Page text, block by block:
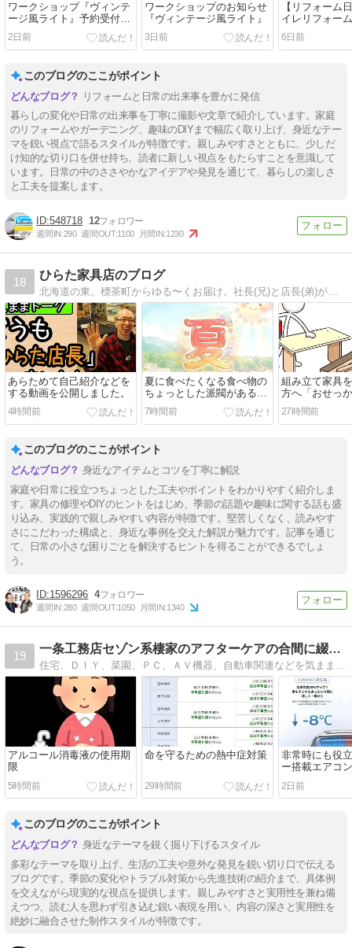
ワークショップ『ヴィンテ
ージ風ライト』予約受付開
2日前
ワークショップのお知らせ
『ヴィンテージ風ライト』
3日前
【リフォーム
イレリフォーム
6日前
このブログのここがポイント
リフォームと日常の出来事を豊かに発信
暮らしの変化や日常の出来事を丁寧に撮影や文章で紹介しています。家庭
のリフォームやガーデニング、趣味のDIYまで幅広く取り上げ、身近なテー
マを鋭い視点で語るスタイルが特徴です。親しみやすさとともに、少しだ
け知的な切り口を併せ持ち、読者に新しい視点をもたらすことを意識して
います。日常の中のささやかなアイデアや発見を通じて、暮らしの楽しさ
と工夫を提案します。
548718 12
週間IN:290 週間OUT:1100 月間IN:1230
18
ひらた家具店のブログ
北海道の東。標茶町からゆる〜くお届け。社長(兄)と店長(弟)が暮らしに役立つ情報から、そうじゃないものまで毎日更新中。人柄が伝わると嬉しいです！
あらためて自己紹介などを
する動画を公開しました。
4時間前
夏に食べたくなる食べ物の
ちょっとした派閥があるこ
とについて個人的なことを
他愛のない感じで（笑）
7時間前
組み立て家具
方へ「おせっ
意点をお伝え
い☆
27時間前
このブログのここがポイント
身近なアイテムとコツを丁寧に解説
家庭や日常に役立つちょっとした工夫やポイントをわかりやすく紹介しま
す。家具の修理やDIYのヒントをはじめ、季節の話題や趣味に関する話も盛
り込み、実践的で親しみやすい内容が特徴です。堅苦しくなく、読みやす
さにこだわった構成と、身近な事例を交えた解説が魅力です。記事を通じ
て、日常の小さな困りごとを解決するヒントを得ることができるでしょ
う。
1596296 4
週間IN:280 週間OUT:1050 月間IN:1340
19
一条工務店セゾン系棲家のアフターケアの合間に綴るブログ
住宅、ＤＩＹ、菜園、ＰＣ、ＡＶ機器、自動車関連などを気ままに綴るブログです
アルコール消毒液の使用期
限
5時間前
命を守るための熱中症対策
29時間前
非常時にも役
ー搭載エアコ
WAVE 3』
2日前
このブログのここがポイント
身近なテーマを鋭く掘り下げるスタイル
多彩なテーマを取り上げ、生活の工夫や意外な発見を鋭い切り口で伝える
ブログです。季節の変化やトラブル対策から先進技術の紹介まで、具体例
を交えながら現実的な視点を提供します。親しみやすさと実用性を兼ね備
えつつ、読む人を思わず引き込む鋭い表現を用い、内容の深さと実用性を
絶妙に融合させた制作スタイルが特徴です。